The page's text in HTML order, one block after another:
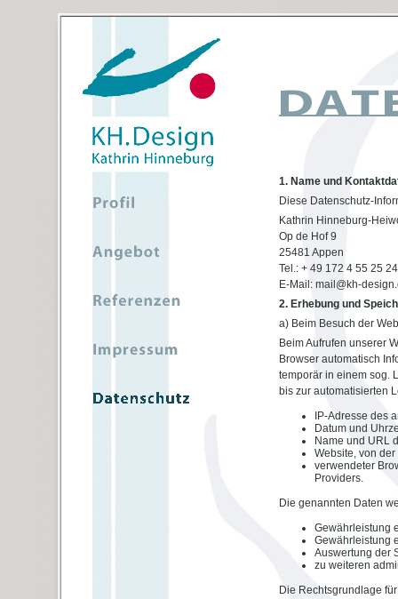
1. Name und
Diese Datenschutz-
Kathrin Hinneburg-
Op de Hof 9
25481 Appen
Tel.: + 49 172 4 55 25 24
E-Mail: mail@kh-
2. Erhebung und
a) Beim Besuch der
Beim Aufrufen unserer
Browser automatisch
temporär in einem sog.
bis zur automatisierten
IP-Adresse des
Datum und
Name und URL
Website, von
verwendeter
Providers.
Die genannten Daten
Gewährleistung
Gewährleistung
Auswertung der
zu weiteren
Die Rechtsgrundlage